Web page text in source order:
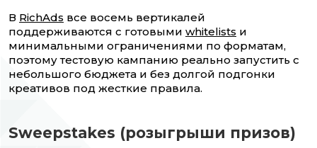
В RichAds все восемь вертикалей
поддерживаются с готовыми whitelists и
минимальными ограничениями по форматам,
поэтому тестовую кампанию реально запустить с
небольшого бюджета и без долгой подгонки
креативов под жесткие правила.
Sweepstakes (розыгрыши призов)